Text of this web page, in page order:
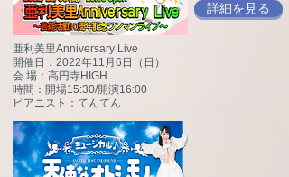
詳細を見る
亜利美里Anniversary Live
開催日：2022年11月6日（日）
会 場：高円寺HIGH
時間：開場15:30/開演16:00
ピアニスト：てんてん